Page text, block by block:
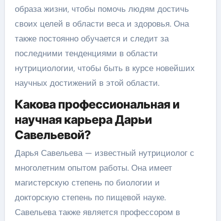
образа жизни, чтобы помочь людям достичь
своих целей в области веса и здоровья. Она
также постоянно обучается и следит за
последними тенденциями в области
нутрициологии, чтобы быть в курсе новейших
научных достижений в этой области.
Какова профессиональная и
научная карьера Дарьи
Савельевой?
Дарья Савельева — известный нутрициолог с
многолетним опытом работы. Она имеет
магистерскую степень по биологии и
докторскую степень по пищевой науке.
Савельева также является профессором в